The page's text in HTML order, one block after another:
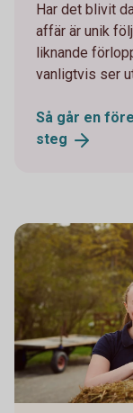
Har det blivit
affär är unik
liknande
vanligtvis ser
Så går en
steg